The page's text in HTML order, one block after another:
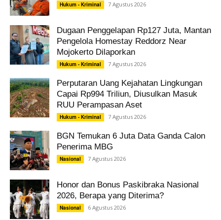
Hukum - Kriminal 7 Agustus 2026
Dugaan Penggelapan Rp127 Juta, Mantan
Pengelola Homestay Reddorz Near
Mojokerto Dilaporkan
Hukum - Kriminal 7 Agustus 2026
Perputaran Uang Kejahatan Lingkungan
Capai Rp994 Triliun, Diusulkan Masuk
RUU Perampasan Aset
Hukum - Kriminal 7 Agustus 2026
BGN Temukan 6 Juta Data Ganda Calon
Penerima MBG
Nasional 7 Agustus 2026
Honor dan Bonus Paskibraka Nasional
2026, Berapa yang Diterima?
Nasional 6 Agustus 2026